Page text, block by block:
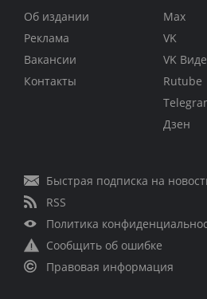
Об издании
Реклама
Вакансии
Контакты
Max
VK
VK
Rutube
Дзен
Быстрая подписка на
RSS
Политика
Сообщить об ошибке
Правовая информация